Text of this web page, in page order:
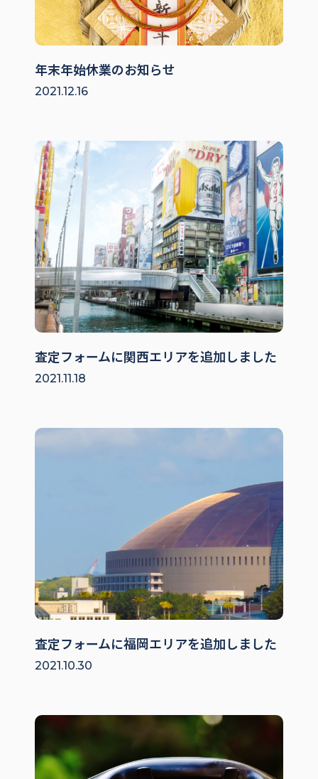
年末年始休業のお知らせ
2021.12.16
査定フォームに関西エリアを追加しました
2021.11.18
査定フォームに福岡エリアを追加しました
2021.10.30